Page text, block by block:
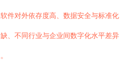
件对外依存度高、数据安全与标准化
、不同行业与企业间数字化水平差异